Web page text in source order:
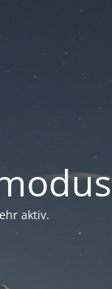
aktiv.